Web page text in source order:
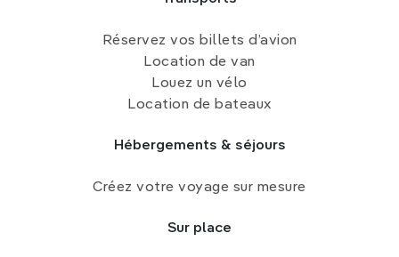
Réservez vos billets d’avion
Location de van
Louez un vélo
Location de bateaux
Hébergements & séjours
Créez votre voyage sur mesure
Sur place